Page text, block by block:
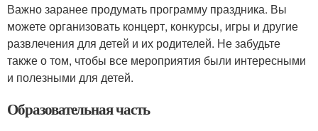
Важно заранее продумать программу праздника. Вы
можете организовать концерт, конкурсы, игры и другие
развлечения для детей и их родителей. Не забудьте
также о том, чтобы все мероприятия были интересными
и полезными для детей.
Образовательная часть